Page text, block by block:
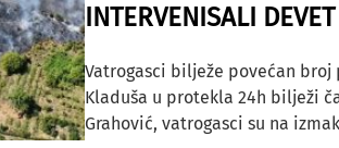
INTERVENISALI
Vatrogasci bilježe povećan
Kladuša u protekla 24h bilježi
Grahović, vatrogasci su na